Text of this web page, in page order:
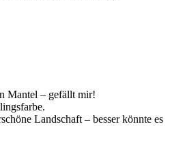
Mantel – gefällt mir!
Landschaft – besser könnte es